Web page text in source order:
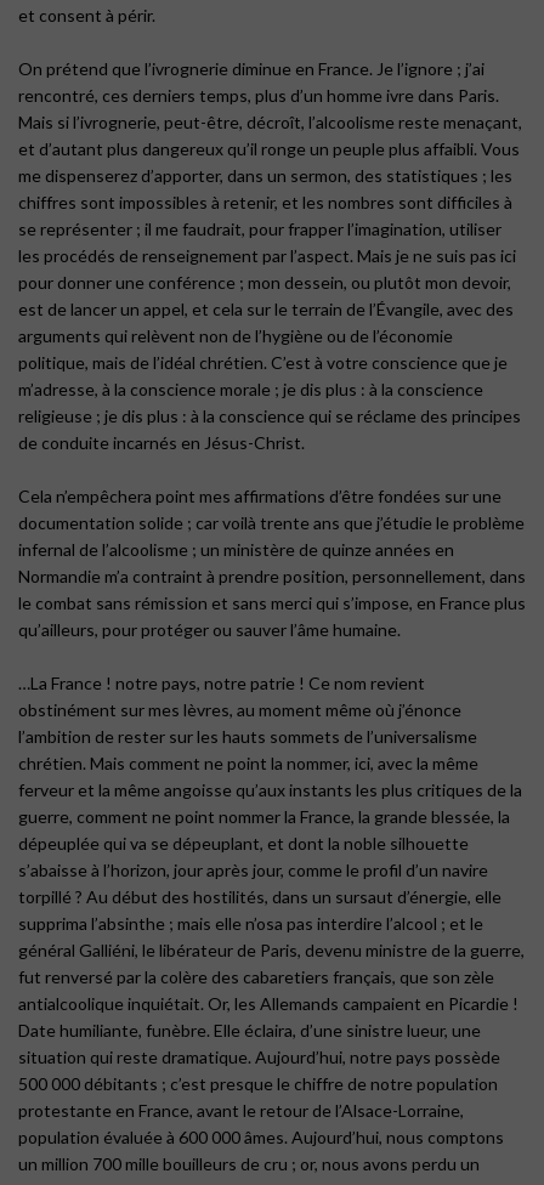
et consent à périr.
On prétend que l’ivrognerie diminue en France. Je l’ignore ; j’ai
rencontré, ces derniers temps, plus d’un homme ivre dans Paris.
Mais si l’ivrognerie, peut-être, décroît, l’alcoolisme reste menaçant,
et d’autant plus dangereux qu’il ronge un peuple plus affaibli. Vous
me dispenserez d’apporter, dans un sermon, des statistiques ; les
chiffres sont impossibles à retenir, et les nombres sont difficiles à
se représenter ; il me faudrait, pour frapper l’imagination, utiliser
les procédés de renseignement par l’aspect. Mais je ne suis pas ici
pour donner une conférence ; mon dessein, ou plutôt mon devoir,
est de lancer un appel, et cela sur le terrain de l’Évangile, avec des
arguments qui relèvent non de l’hygiène ou de l’économie
politique, mais de l’idéal chrétien. C’est à votre conscience que je
m’adresse, à la conscience morale ; je dis plus : à la conscience
religieuse ; je dis plus : à la conscience qui se réclame des principes
de conduite incarnés en Jésus-Christ.
Cela n’empêchera point mes affirmations d’être fondées sur une
documentation solide ; car voilà trente ans que j’étudie le problème
infernal de l’alcoolisme ; un ministère de quinze années en
Normandie m’a contraint à prendre position, personnellement, dans
le combat sans rémission et sans merci qui s’impose, en France plus
qu’ailleurs, pour protéger ou sauver l’âme humaine.
…La France ! notre pays, notre patrie ! Ce nom revient
obstinément sur mes lèvres, au moment même où j’énonce
l’ambition de rester sur les hauts sommets de l’universalisme
chrétien. Mais comment ne point la nommer, ici, avec la même
ferveur et la même angoisse qu’aux instants les plus critiques de la
guerre, comment ne point nommer la France, la grande blessée, la
dépeuplée qui va se dépeuplant, et dont la noble silhouette
s’abaisse à l’horizon, jour après jour, comme le profil d’un navire
torpillé ? Au début des hostilités, dans un sursaut d’énergie, elle
supprima l’absinthe ; mais elle n’osa pas interdire l’alcool ; et le
général Galliéni, le libérateur de Paris, devenu ministre de la guerre,
fut renversé par la colère des cabaretiers français, que son zèle
antialcoolique inquiétait. Or, les Allemands campaient en Picardie !
Date humiliante, funèbre. Elle éclaira, d’une sinistre lueur, une
situation qui reste dramatique. Aujourd’hui, notre pays possède
500 000 débitants ; c’est presque le chiffre de notre population
protestante en France, avant le retour de l’Alsace-Lorraine,
population évaluée à 600 000 âmes. Aujourd’hui, nous comptons
un million 700 mille bouilleurs de cru ; or, nous avons perdu un